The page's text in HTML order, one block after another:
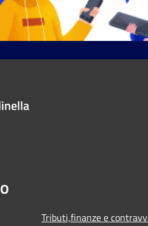
Tributi,finanze e